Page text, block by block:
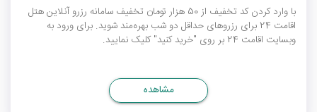
با وارد کردن کد تخفیف از 50 هزار تومان تخفیف سامانه رزرو آنلاین هتل
اقامت 24 برای رزروهای حداقل دو شب بهره‌مند شوید. برای ورود به
وبسایت اقامت 24 بر روی "خرید کنید" کلیک نمایید.
مشاهده